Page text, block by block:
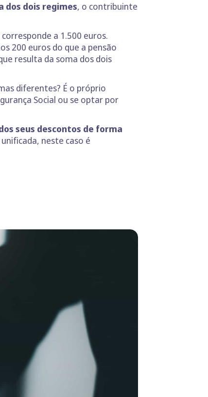
dos dois regimes, o contribuinte
a 1.500 euros.
200 euros do que a pensão
resulta da soma dos dois
diferentes? É o próprio
Social ou se optar por
seus descontos de forma
neste caso é